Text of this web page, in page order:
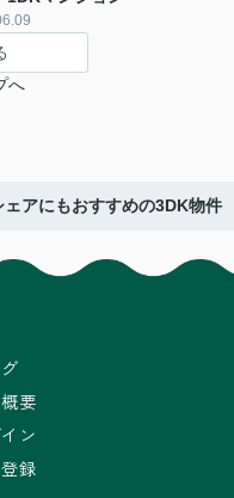
へ
アにもおすすめの3DK物件
要
ン
録